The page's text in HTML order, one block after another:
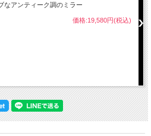
なアンティーク調のミラー
価格:19,580円(税込)